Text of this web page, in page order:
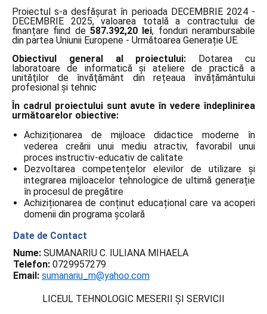
Proiectul s-a desfășurat în perioada DECEMBRIE 2024 -
DECEMBRIE 2025, valoarea totală a contractului de
finanțare fiind de 587.392,20 lei, fonduri nerambursabile
din partea Uniunii Europene - Următoarea Generație UE.
Obiectivul general al proiectului:
Dotarea cu
laboratoare de informatică și ateliere de practică a
unităţilor de învăţământ din rețeaua învățământului
profesional și tehnic
În cadrul proiectului sunt avute în vedere îndeplinirea
următoarelor obiective:
Achiziționarea de mijloace didactice moderne în
vederea creării unui mediu atractiv, favorabil unui
proces instructiv-educativ de calitate
Dezvoltarea competențelor elevilor de utilizare și
integrarea mijloacelor tehnologice de ultimă generație
în procesul de pregătire
Achiziționarea de conținut educațional care va acoperi
domenii din programa școlară
Date de Contact
Nume: SUMANARIU C. IULIANA MIHAELA
Telefon: 0729957279
Email: sumanariu_m@yahoo.com
LICEUL TEHNOLOGIC MESERII ŞI SERVICII